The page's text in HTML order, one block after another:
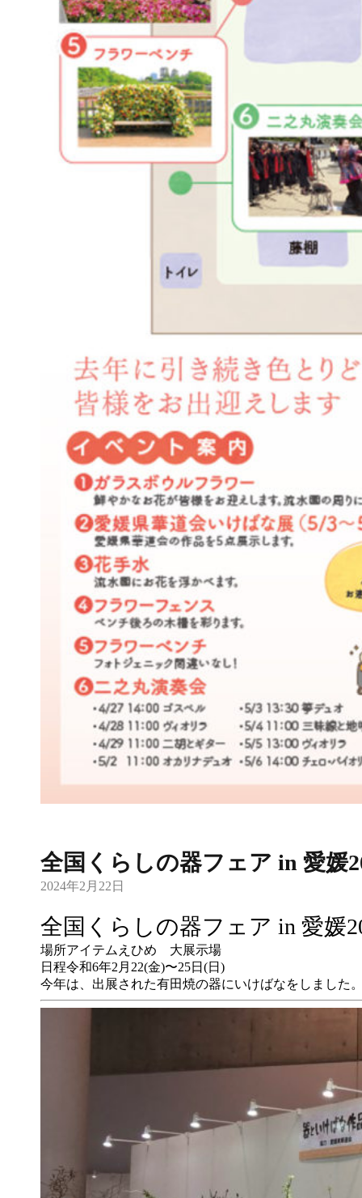
全国くらしの器フェア in 愛媛
2024年2月22日
全国くらしの器フェア in 愛媛
場所アイテムえひめ 大展示場
日程令和6年2月22(金)〜25日(日)
今年は、出展された有田焼の器にいけばなをしました